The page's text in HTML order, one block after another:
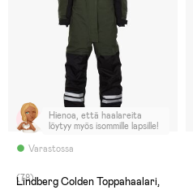
Varastossa
Hienoa, että haalareita
löytyy myös isommille lapsille!
(78)
Lindberg Colden Toppahaalari,